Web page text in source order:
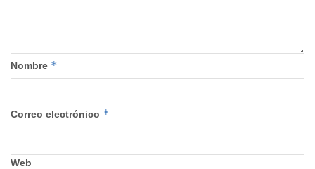
Nombre *
Correo electrónico *
Web